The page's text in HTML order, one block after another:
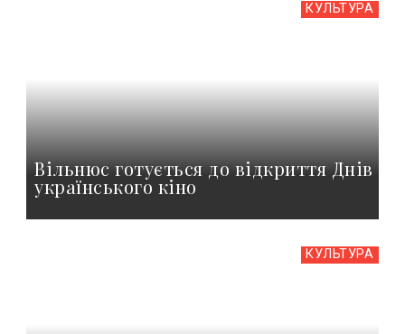
КУЛЬТУРА
Вільнюс готується до відкриття Днів
українського кіно
КУЛЬТУРА